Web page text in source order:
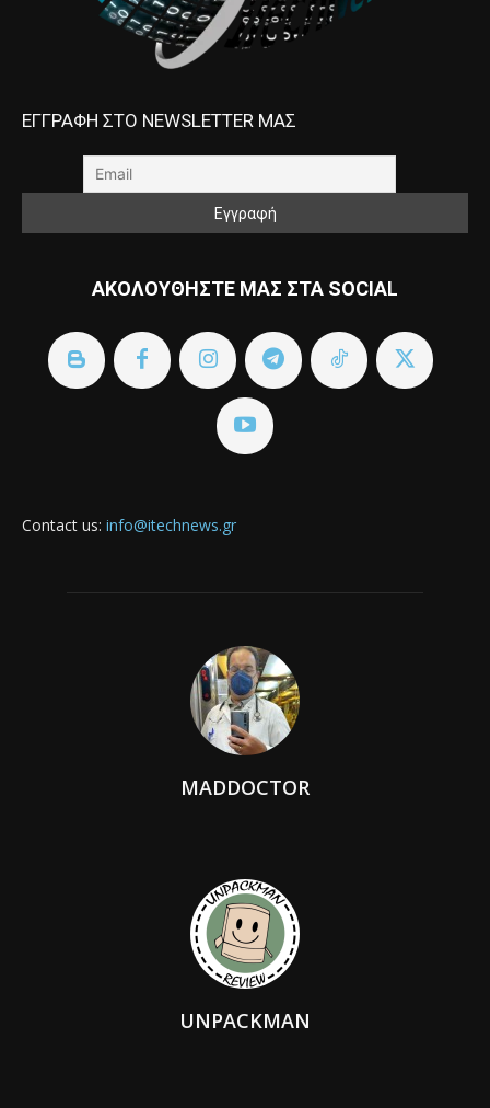
ΕΓΓΡΑΦΗ ΣΤΟ NEWSLETTER ΜΑΣ
ΑΚΟΛΟΥΘΗΣΤΕ ΜΑΣ ΣΤΑ SOCIAL
Contact us: info@itechnews.gr
MADDOCTOR
UNPACKMAN